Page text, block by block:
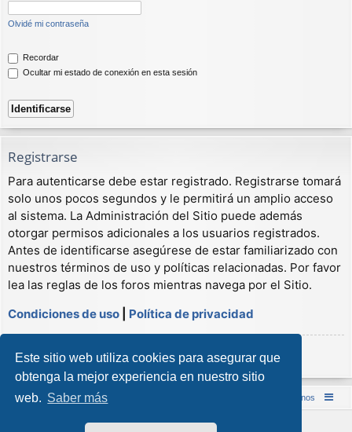
Este sitio web utiliza cookies para asegurar que
obtenga la mejor experiencia en nuestro sitio
web. Saber más
Olvidé mi contraseña
Recordar
Ocultar mi estado de conexión en esta sesión
Registrarse
Para autenticarse debe estar registrado. Registrarse tomará
solo unos pocos segundos y le permitirá un amplio acceso
al sistema. La Administración del Sitio puede además
otorgar permisos adicionales a los usuarios registrados.
Antes de identificarse asegúrese de estar familiarizado con
nuestros términos de uso y políticas relacionadas. Por favor
lea las reglas de los foros mientras navega por el Sitio.
Condiciones de uso
Política de privacidad
Registrarse
Inicio (Web) Foro Punta de Lanza Wargames Contáctenos
Desarrollado porphpBB® Forum Software © phpBB Limited